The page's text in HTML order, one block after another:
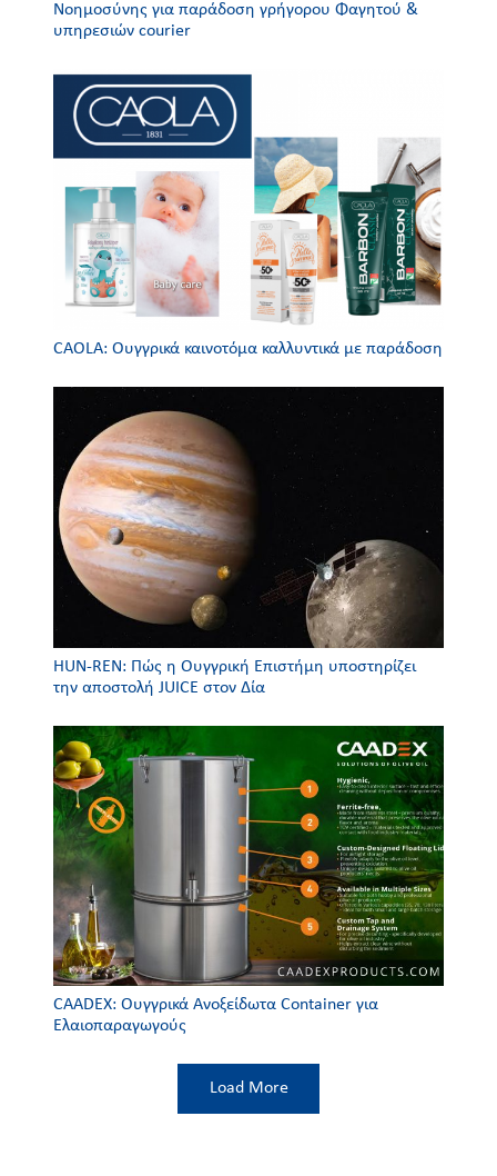
Νοημοσύνης για παράδοση γρήγορου Φαγητού &
υπηρεσιών courier
CAOLA: Ουγγρικά καινοτόμα καλλυντικά με παράδοση
HUN-REN: Πώς η Ουγγρική Επιστήμη υποστηρίζει
την αποστολή JUICE στον Δία
CAADEX: Ουγγρικά Ανοξείδωτα Container για
Ελαιoπαραγωγούς
Load More